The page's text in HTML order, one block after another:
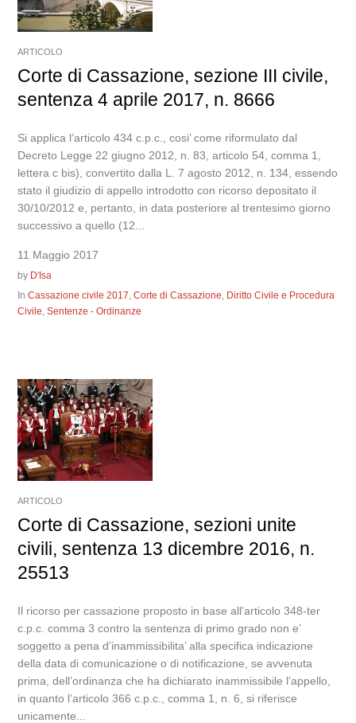
ARTICOLO
Corte di Cassazione, sezione III civile,
sentenza 4 aprile 2017, n. 8666
Si applica l’articolo 434 c.p.c., cosi’ come riformulato dal
Decreto Legge 22 giugno 2012, n. 83, articolo 54, comma 1,
lettera c bis), convertito dalla L. 7 agosto 2012, n. 134, essendo
stato il giudizio di appello introdotto con ricorso depositato il
30/10/2012 e, pertanto, in data posteriore al trentesimo giorno
successivo a quello (12...
11 Maggio 2017
by D'Isa
InCassazione civile 2017,Corte di Cassazione, Diritto Civile e Procedura
Civile,Sentenze - Ordinanze
ARTICOLO
Corte di Cassazione, sezioni unite
civili, sentenza 13 dicembre 2016, n.
25513
Il ricorso per cassazione proposto in base all’articolo 348-ter
c.p.c. comma 3 contro la sentenza di primo grado non e’
soggetto a pena d’inammissibilita’ alla specifica indicazione
della data di comunicazione o di notificazione, se avvenuta
prima, dell’ordinanza che ha dichiarato inammissibile l’appello,
in quanto l’articolo 366 c.p.c., comma 1, n. 6, si riferisce
unicamente...